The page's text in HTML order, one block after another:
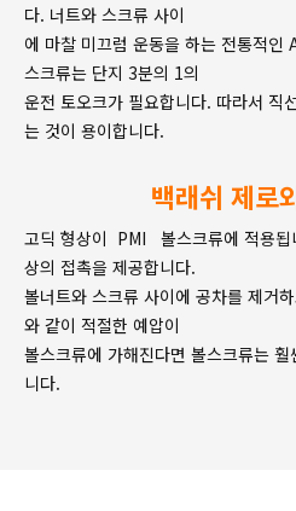
다. 너트와 스크류 사이
에 마찰 미끄럼 운동을 하는 전통적인
스크류는 단지 3분의 1의
운전 토오크가 필요합니다. 따라서 직
는 것이 용이합니다.
백래쉬 제로
고딕 형상이 PMI 볼스크류에 적용됩
상의 접촉을 제공합니다.
볼너트와 스크류 사이에 공차를 제거
와 같이 적절한 예압이
볼스크류에 가해진다면 볼스크류는
니다.